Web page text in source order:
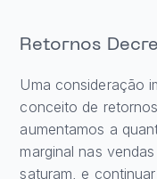
Retornos
Uma consideração
conceito de
aumentamos a
marginal nas
saturam, e